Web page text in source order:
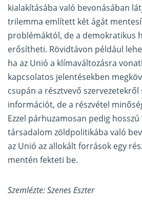
kialakításába való bevonásában
trilemma említett két ágát
problémáktól, de a demokratikus
erősítheti. Rövidtávon például
ha az Unió a klímaváltozásra
kapcsolatos jelentésekben
csupán a résztvevő szervezetekről
információt, de a részvétel
Ezzel párhuzamosan pedig
társadalom zöldpolitikába való
az Unió az allokált források egy
mentén fekteti be.
Szemlézte: Szenes Eszter